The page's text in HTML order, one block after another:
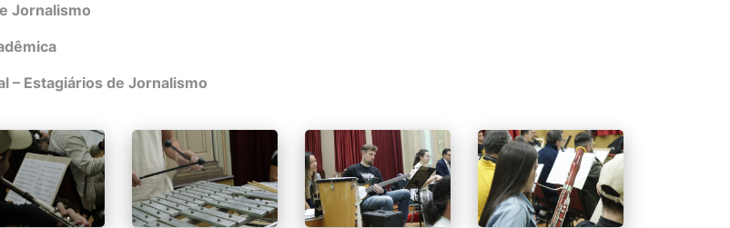
Jornalismo
– Estagiários de Jornalismo